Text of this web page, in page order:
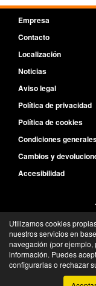
Empresa
Contacto
Localización
Noticias
Aviso legal
Política de privacidad
Política de cookies
Condiciones
Cambios y
Accesibilidad
Pol Ind La Negrilla,
©FQS Battery
Utilizamos cookies
nuestros servicios en
navegación (por
información. Puedes
configurarlas o rechazar